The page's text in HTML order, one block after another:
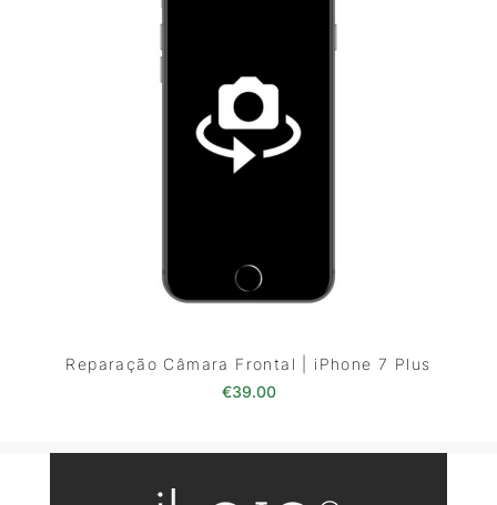
Reparação Câmara Frontal | iPhone 7 Plus
€39.00